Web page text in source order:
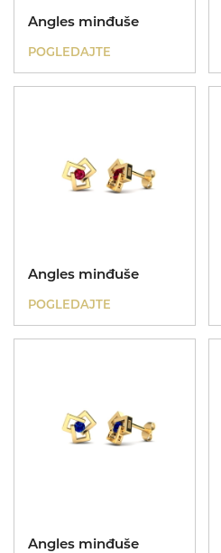
Angles minđuše
POGLEDAJTE
Angles minđuše
POGLEDAJTE
Angles minđuše